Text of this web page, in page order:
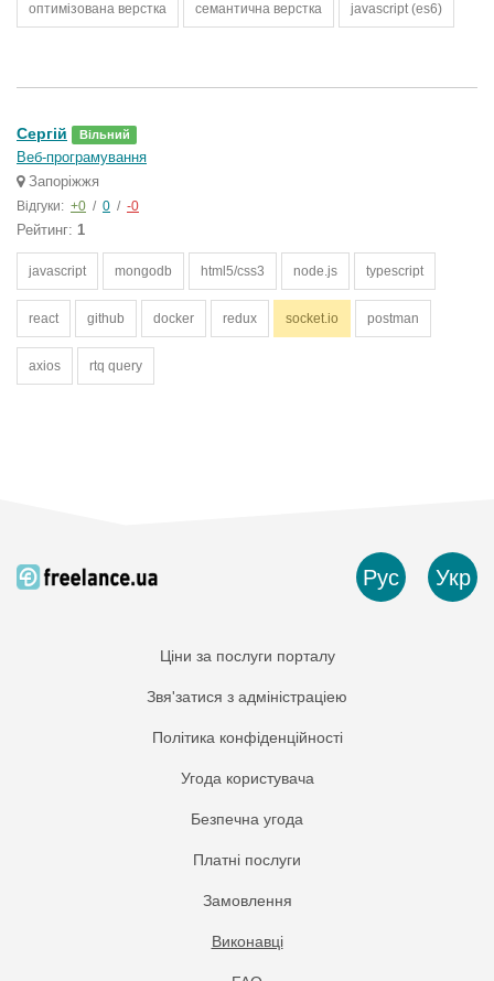
оптимізована верстка семантична верстка javascript (es6)
Сергій Вільний
Веб-програмування
Запоріжжя
Відгуки: +0 / 0 / -0
Рейтинг: 1
javascript mongodb html5/css3 node.js typescript
react github docker redux socket.io postman
axios rtq query
Рус Укр
Ціни за послуги порталу
Звя'затися з адміністраціею
Політика конфіденційності
Угода користувача
Безпечна угода
Платнi послуги
Замовлення
Виконавці